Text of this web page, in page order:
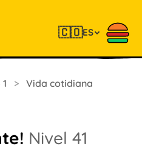
🇨🇴ES
> Vida cotidiana
Nivel 41